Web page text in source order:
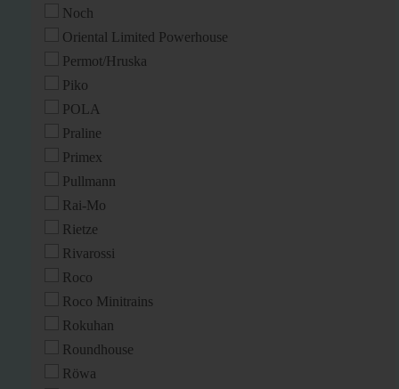
Noch
Oriental Limited Powerhouse
Permot/Hruska
Piko
POLA
Praline
Primex
Pullmann
Rai-Mo
Rietze
Rivarossi
Roco
Roco Minitrains
Rokuhan
Roundhouse
Röwa